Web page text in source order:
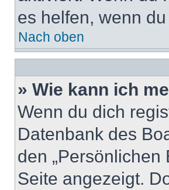
es helfen, wenn
Nach oben
» Wie kann ich
Wenn du dich
Datenbank des
den
Seite angezeigt.